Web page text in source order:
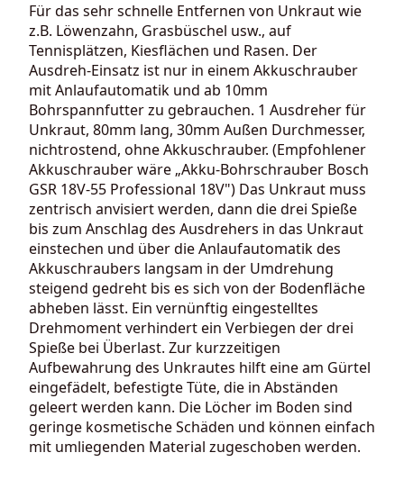
Für das sehr schnelle Entfernen von Unkraut wie
z.B. Löwenzahn, Grasbüschel usw., auf
Tennisplätzen, Kiesflächen und Rasen. Der
Ausdreh-Einsatz ist nur in einem Akkuschrauber
mit Anlaufautomatik und ab 10mm
Bohrspannfutter zu gebrauchen. 1 Ausdreher für
Unkraut, 80mm lang, 30mm Außen Durchmesser,
nichtrostend, ohne Akkuschrauber. (Empfohlener
Akkuschrauber wäre „Akku-Bohrschrauber Bosch
GSR 18V-55 Professional 18V") Das Unkraut muss
zentrisch anvisiert werden, dann die drei Spieße
bis zum Anschlag des Ausdrehers in das Unkraut
einstechen und über die Anlaufautomatik des
Akkuschraubers langsam in der Umdrehung
steigend gedreht bis es sich von der Bodenfläche
abheben lässt. Ein vernünftig eingestelltes
Drehmoment verhindert ein Verbiegen der drei
Spieße bei Überlast. Zur kurzzeitigen
Aufbewahrung des Unkrautes hilft eine am Gürtel
eingefädelt, befestigte Tüte, die in Abständen
geleert werden kann. Die Löcher im Boden sind
geringe kosmetische Schäden und können einfach
mit umliegenden Material zugeschoben werden.